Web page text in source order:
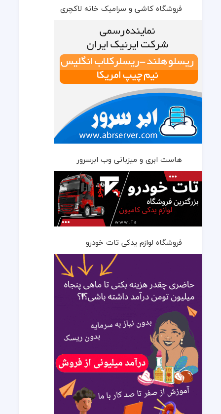
فروشگاه کاشی و سرامیک خانه لاکچری
هاست ابری و میزبانی وب ابرسرور
فروشگاه لوازم یدکی تات خودرو